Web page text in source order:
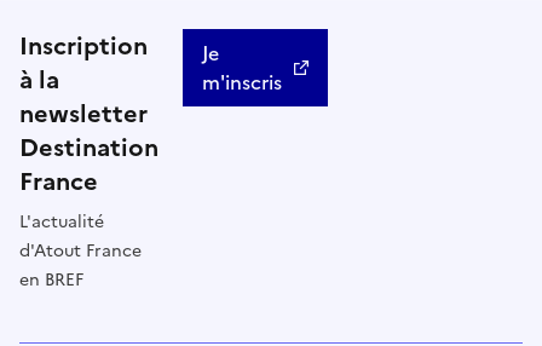
Inscription
à la
newsletter
Destination
France
L'actualité
d'Atout France
en BREF
Je
m'inscris